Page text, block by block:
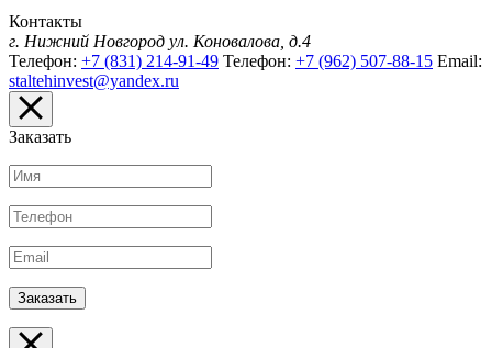
Контакты
г. Нижний Новгород ул. Коновалова, д.4
Телефон: +7 (831) 214-91-49 Телефон: +7 (962) 507-88-15 Email:
staltehinvest@yandex.ru
Заказать